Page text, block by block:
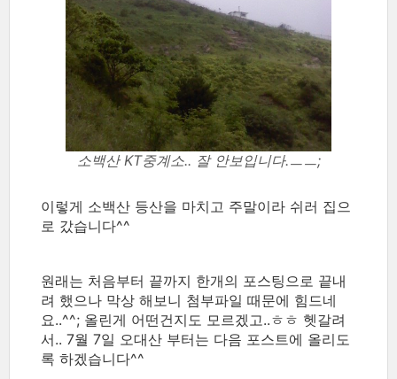
소백산 KT중계소.. 잘 안보입니다.ㅡㅡ;
이렇게 소백산 등산을 마치고 주말이라 쉬러 집으
로 갔습니다^^
원래는 처음부터 끝까지 한개의 포스팅으로 끝내
려 했으나 막상 해보니 첨부파일 때문에 힘드네
요..^^; 올린게 어떤건지도 모르겠고..ㅎㅎ 헷갈려
서.. 7월 7일 오대산 부터는 다음 포스트에 올리도
록 하겠습니다^^